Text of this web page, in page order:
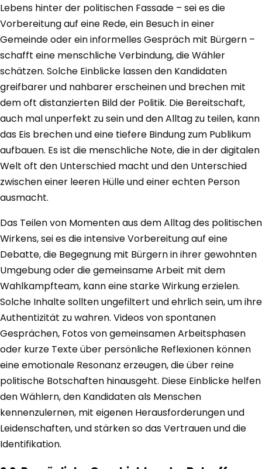
Lebens hinter der politischen Fassade – sei es die
Vorbereitung auf eine Rede, ein Besuch in einer
Gemeinde oder ein informelles Gespräch mit Bürgern –
schafft eine menschliche Verbindung, die Wähler
schätzen. Solche Einblicke lassen den Kandidaten
greifbarer und nahbarer erscheinen und brechen mit
dem oft distanzierten Bild der Politik. Die Bereitschaft,
auch mal unperfekt zu sein und den Alltag zu teilen, kann
das Eis brechen und eine tiefere Bindung zum Publikum
aufbauen. Es ist die menschliche Note, die in der digitalen
Welt oft den Unterschied macht und den Unterschied
zwischen einer leeren Hülle und einer echten Person
ausmacht.
Das Teilen von Momenten aus dem Alltag des politischen
Wirkens, sei es die intensive Vorbereitung auf eine
Debatte, die Begegnung mit Bürgern in ihrer gewohnten
Umgebung oder die gemeinsame Arbeit mit dem
Wahlkampfteam, kann eine starke Wirkung erzielen.
Solche Inhalte sollten ungefiltert und ehrlich sein, um ihre
Authentizität zu wahren. Videos von spontanen
Gesprächen, Fotos von gemeinsamen Arbeitsphasen
oder kurze Texte über persönliche Reflexionen können
eine emotionale Resonanz erzeugen, die über reine
politische Botschaften hinausgeht. Diese Einblicke helfen
den Wählern, den Kandidaten als Menschen
kennenzulernen, mit eigenen Herausforderungen und
Leidenschaften, und stärken so das Vertrauen und die
Identifikation.